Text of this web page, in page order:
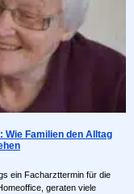
Wie Familien den Alltag
ein Facharzttermin für die
geraten viele